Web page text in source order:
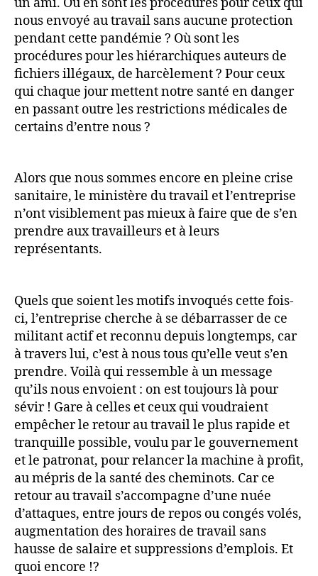
nous envoyé au travail sans aucune protection
pendant cette pandémie ? Où sont les
procédures pour les hiérarchiques auteurs de
fichiers illégaux, de harcèlement ? Pour ceux
qui chaque jour mettent notre santé en danger
en passant outre les restrictions médicales de
certains d’entre nous ?
Alors que nous sommes encore en pleine crise
sanitaire, le ministère du travail et l’entreprise
n’ont visiblement pas mieux à faire que de s’en
prendre aux travailleurs et à leurs
représentants.
Quels que soient les motifs invoqués cette fois-
ci, l’entreprise cherche à se débarrasser de ce
militant actif et reconnu depuis longtemps, car
à travers lui, c’est à nous tous qu’elle veut s’en
prendre. Voilà qui ressemble à un message
qu’ils nous envoient : on est toujours là pour
sévir ! Gare à celles et ceux qui voudraient
empêcher le retour au travail le plus rapide et
tranquille possible, voulu par le gouvernement
et le patronat, pour relancer la machine à profit,
au mépris de la santé des cheminots. Car ce
retour au travail s’accompagne d’une nuée
d’attaques, entre jours de repos ou congés volés,
augmentation des horaires de travail sans
hausse de salaire et suppressions d’emplois. Et
quoi encore !?